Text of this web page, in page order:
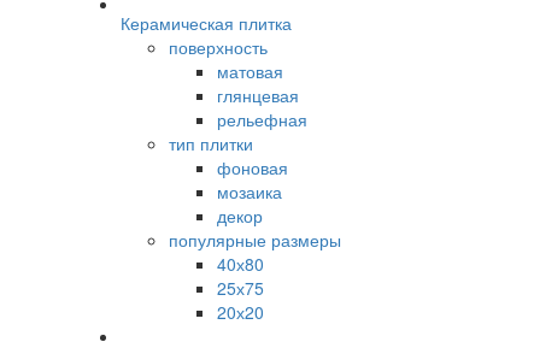
Керамическая плитка
поверхность
матовая
глянцевая
рельефная
тип плитки
фоновая
мозаика
декор
популярные размеры
40х80
25х75
20х20